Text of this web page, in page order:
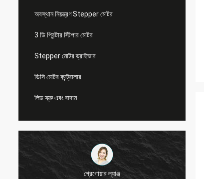
অবস্থান নিয়ন্ত্রণ Stepper মোটর
3 ডি প্রিন্টার স্টিপার মোটর
Stepper মোটর ড্রাইভার
ডিসি মোটর কন্ট্রোলার
লিড স্ক্রু এবং বাদাম
গ্রেগোয়ার ল্যাঞ্জ